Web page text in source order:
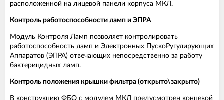
расположенной на лицевой панели корпуса МКЛ.
Контроль работоспособности ламп и ЭПРА
Модуль Контроля Ламп позволяет контролировать
работоспособность ламп и Электронных ПускоРугулирующих
Аппаратов (ЭПРА) отвечающих непосредственно за работу
бактерицидных ламп.
Контроль положения крышки фильтра (открыто\закрыто)
В конструкцию ФБО с модулем МКЛ предусмотрен концевой